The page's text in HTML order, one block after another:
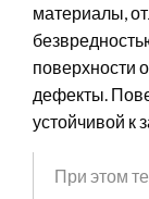
материалы,
поверхности
дефекты.
устойчивой к
При этом